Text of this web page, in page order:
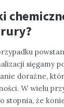
sięgamy
doraźne,
W wielu
stopnia, że